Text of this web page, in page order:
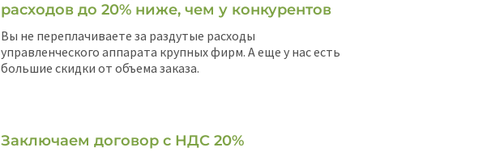
расходов до 20% ниже, чем у конкурентов
Вы не переплачиваете за раздутые расходы
управленческого аппарата крупных фирм. А еще у нас есть
большие скидки от объема заказа.
Заключаем договор с НДС 20%